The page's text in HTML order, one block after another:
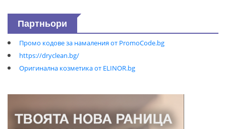
Партньори
Промо кодове за намаления от PromoCode.bg
https://dryclean.bg/
Оригинална козметика от ELINOR.bg